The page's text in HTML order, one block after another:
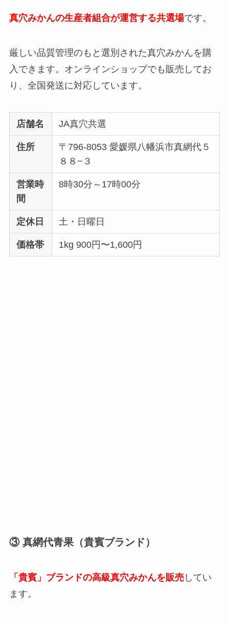
真穴みかんの生産者組合が運営する共選場です。
厳しい品質管理のもと選別された真穴みかんを購
入できます。オンラインショップでも販売してお
り、全国発送に対応しています。
店舗名 JA真穴共選
住所
〒796-8053 愛媛県八幡浜市真網代５
８８−３
営業時
間
8時30分～17時00分
定休日 土・日曜日
価格帯 1kg 900円〜1,600円
③ 真網代青果（貴賓ブランド）
「貴賓」ブランドの高級真穴みかんを販売してい
ます。